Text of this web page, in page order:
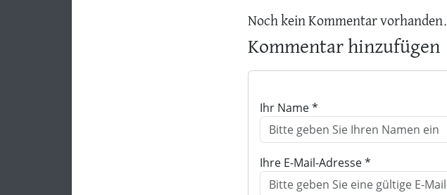
Noch kein Kommentar vorhanden.
Kommentar hinzufügen
Ihr Name *
Ihre E-Mail-Adresse *